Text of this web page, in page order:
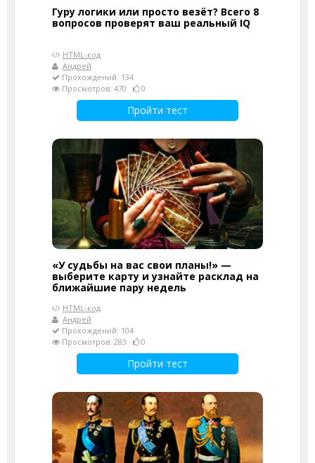
Гуру логики или просто везёт? Всего 8
вопросов проверят ваш реальный IQ
HTML-код
Андрей
Прохождений: 134
Просмотров: 470
0
Пройти тест
«У судьбы на вас свои планы!» —
выберите карту и узнайте расклад на
ближайшие пару недель
HTML-код
Андрей
Прохождений: 104
Просмотров: 283
0
Пройти тест